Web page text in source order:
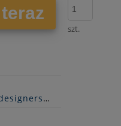
szt.